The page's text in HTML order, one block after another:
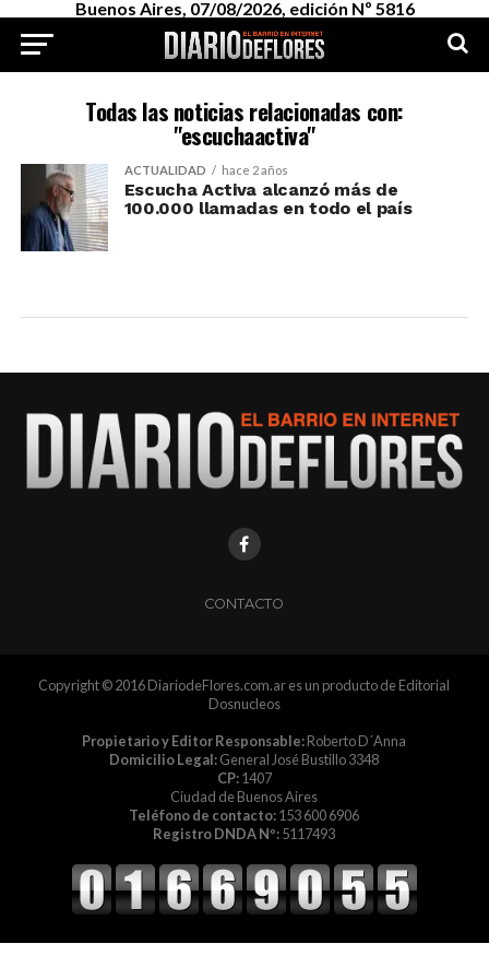
Buenos Aires, 07/08/2026, edición Nº 5816
Todas las noticias relacionadas con:
"escuchaactiva"
ACTUALIDAD hace 2 años
Escucha Activa alcanzó más de
100.000 llamadas en todo el país
CONTACTO
Copyright © 2016 DiariodeFlores.com.ar es un producto de Editorial
Dosnucleos
Propietario y Editor Responsable:Roberto D´Anna
Domicilio Legal:General José Bustillo 3348
CP:1407
Ciudad de Buenos Aires
Teléfono de contacto:153 600 6906
Registro DNDA Nº:5117493